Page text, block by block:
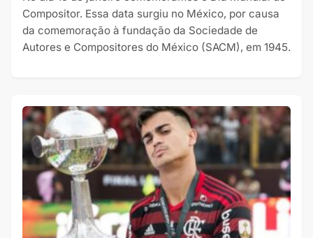
Compositor. Essa data surgiu no México, por causa
da comemoração à fundação da Sociedade de
Autores e Compositores do México (SACM), em 1945.